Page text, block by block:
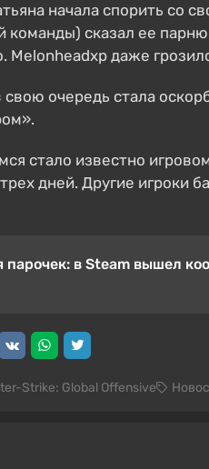
начала спорить со
сказал ее
даже
свою очередь стала
стало известно
дней. Другие игроки
парочек: в Steam вышел
Strike: Global Offensive